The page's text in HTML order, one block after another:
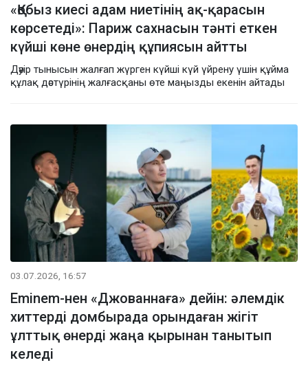
«Қобыз киесі адам ниетінің ақ-қарасын
көрсетеді»: Париж сахнасын тәнті еткен
күйші көне өнердің құпиясын айтты
Дәуір тынысын жалғап жүрген күйші күй үйрену үшін құйма
құлақ дәстүрінің жалғасқаны өте маңызды екенін айтады
03.07.2026, 16:57
Eminem-нен «Джованнаға» дейін: әлемдік
хиттерді домбырада орындаған жігіт
ұлттық өнерді жаңа қырынан танытып
келеді